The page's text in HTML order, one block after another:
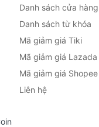
Danh sách cửa hàng
Danh sách từ khóa
Mã giảm giá Tiki
Mã giảm giá Lazada
Mã giảm giá Shopee
Liên hệ